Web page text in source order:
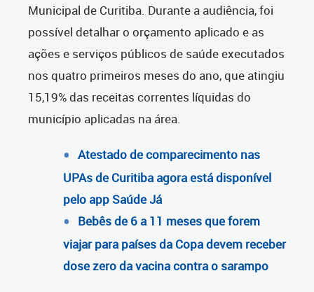
Municipal de Curitiba. Durante a audiência, foi
possível detalhar o orçamento aplicado e as
ações e serviços públicos de saúde executados
nos quatro primeiros meses do ano, que atingiu
15,19% das receitas correntes líquidas do
município aplicadas na área.
Atestado de comparecimento nas
UPAs de Curitiba agora está disponível
pelo app Saúde Já
Bebês de 6 a 11 meses que forem
viajar para países da Copa devem receber
dose zero da vacina contra o sarampo